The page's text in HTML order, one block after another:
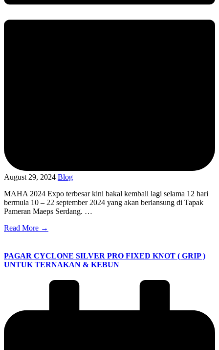
August 29, 2024 Blog
MAHA 2024 Expo terbesar kini bakal kembali lagi selama 12 hari
bermula 10 – 22 september 2024 yang akan berlansung di Tapak
Pameran Maeps Serdang. …
Read More →
PAGAR CYCLONE SILVER PRO FIXED KNOT ( GRIP )
UNTUK TERNAKAN & KEBUN